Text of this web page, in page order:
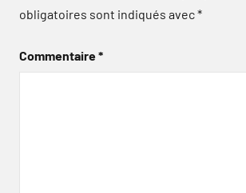
obligatoires sont indiqués avec*
Commentaire*